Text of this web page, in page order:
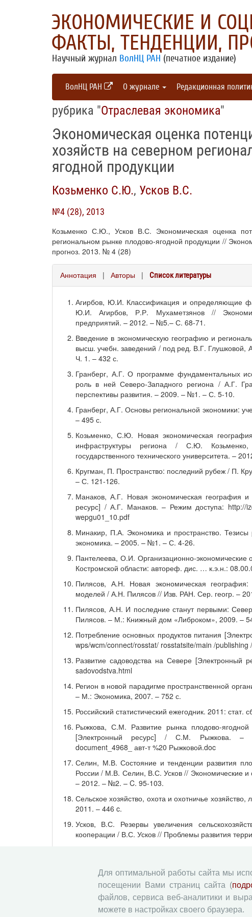
ЭКОНОМИЧЕСКИЕ И
ФАКТЫ, ТЕНДЕНЦИИ,
Научный журнал ВолНЦ РАН (печатное издание)
ВолНЦ РАН О журнале Редакционная
рубрика "Отраслевая экономика"
Экономическая оценка
хозяйств на северном
ягодной продукции
Козьменко С.Ю., Усков В.С.
№4 (28), 2013
Козьменко С.Ю., Усков В.С. Экономическая оценка
региональном рынке плодово-ягодной продукции //
прогноз. 2013. № 4 (28)
Аннотация | Авторы | Список литературы
Агирбов, Ю.И. Классификация и определяющие
Ю.И. Агирбов, Р.Р. Мухаметзянов //
предприятий. – 2012. – №5.– С. 68-71.
Введение в экономическую географию и
высш. учебн. заведений / под ред. В.Г.
Ч. 1. – 432 с.
Гранберг, А.Г. О программе фундаментальных
роль в ней Северо-Западного региона / А.Г.
перспективы развития. – 2009. – №1. – С. 5-10.
Гранберг, А.Г. Основы региональной экономики:
– 495 с.
Козьменко, С.Ю. Новая экономическая
инфраструктуры региона / С.Ю.
государственного технического университета. –
Кругман, П. Пространство: последний рубеж / П.
– С. 121-126.
Манаков, А.Г. Новая экономическая география
ресурс] / А.Г. Манаков. – Режим доступа: http://
wepgu01_10.pdf
Минакир, П.А. Экономика и пространство.
экономика. – 2005. – №1. – С. 4-26.
Пантелеева, О.И. Организационно-
Костромской области: автореф. дис. … к.э.н.:
Пилясов, А.Н. Новая экономическая
моделей / А.Н. Пилясов // Изв. РАН. Сер. геогр. –
Пилясов, А.Н. И последние станут первыми:
Пилясов. – М.: Книжный дом «Либроком», 2009. –
Потребление основных продуктов питания
wps/wcm/connect/rosstat/ rosstatsite/main /
Развитие садоводства на Севере [Электронный
sadovodstva.html
Регион в новой парадигме пространственной
– М.: Экономика, 2007. – 752 с.
Российский статистический ежегодник. 2011: стат.
Рыжкова, С.М. Развитие рынка плодово-
[Электронный ресурс] / С.М. Рыжкова. –
document_4968_ авт-т %20 Рыжковой.doc
Селин, М.В. Состояние и тенденции развития
России / М.В. Селин, В.С. Усков // Экономические
– 2012. – №2. – C. 95-103.
Сельское хозяйство, охота и охотничье
2011. – 446 c.
Усков, В.С. Резервы увеличения
кооперации / В.С. Усков // Проблемы развития
Krugman P. Increasing Returns and Economic
– No.3. – P. 483-499.
Krugman P., Wells R. Economics. Worth Publishers,
Для оптимальной работы сайта мы
посещении Вами страниц сайта (
файлов, сервиса веб-аналитики и
можете в настройках своего браузера.